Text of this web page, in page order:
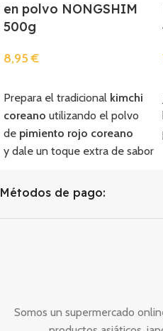
en polvo NONGSHIM
500g
8,95€
Prepara el tradicional kimchi
coreano utilizando el polvo
de pimiento rojo coreano
y dale un toque extra de sabor
kimchi.
Compra el
pimiento rojo
coreanoen polvo un
Métodos de pago:
Somos un supermercado